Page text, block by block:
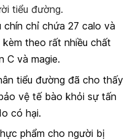
tiểu đường.
chín chỉ chứa 27 calo và
theo rất nhiều chất
C và magie.
tiểu đường đã cho thấy
vệ tế bào khỏi sự tấn
có hại.
phẩm cho người bị